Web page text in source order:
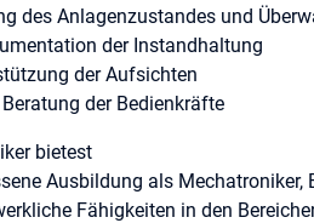
des Anlagenzustandes und
der Instandhaltung
der Aufsichten
der Bedienkräfte
bietest
Ausbildung als
Fähigkeiten in den